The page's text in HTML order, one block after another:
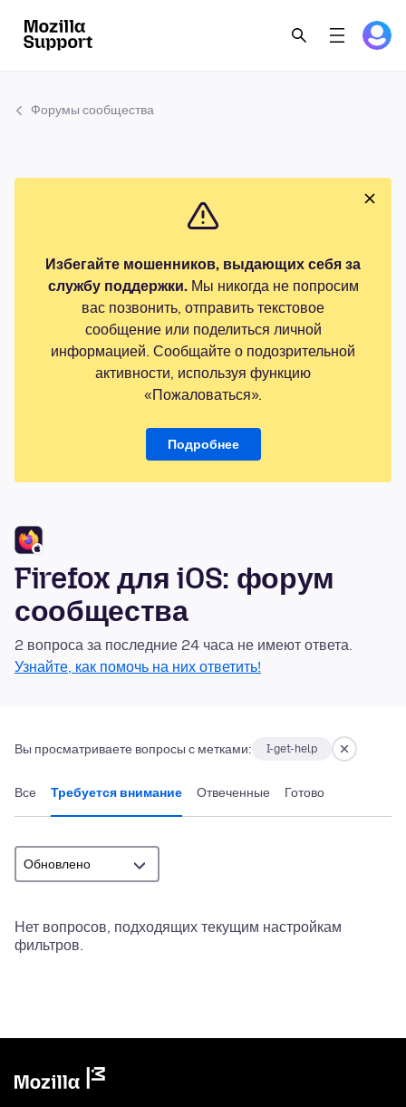
Форумы сообщества
Избегайте мошенников, выдающих себя за
службу поддержки.Мы никогда не попросим
вас позвонить, отправить текстовое
сообщение или поделиться личной
информацией. Сообщайте о подозрительной
активности, используя функцию
«Пожаловаться».
Подробнее
Firefox для iOS: форум
сообщества
2 вопроса за последние 24 часа не имеют ответа.
Узнайте, как помочь на них ответить!
Вы просматриваете вопросы с метками: I-get-help
Все Требуется внимание Отвеченные Готово
Нет вопросов, подходящих текущим настройкам
фильтров.